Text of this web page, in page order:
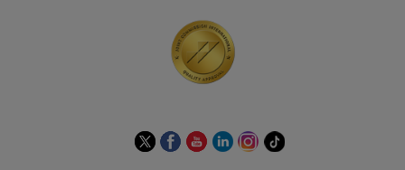
EsteEsteEsteEsteEsteEnlace